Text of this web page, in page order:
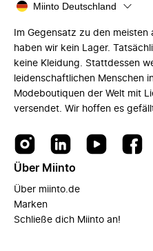
Miinto Deutschland
Im Gegensatz zu den
haben wir kein Lager.
keine Kleidung. Stattdessen
leidenschaftlichen Menschen
Modeboutiquen der Welt mit
versendet. Wir hoffen es
Über Miinto
Über miinto.de
Marken
Schließe dich Miinto an!